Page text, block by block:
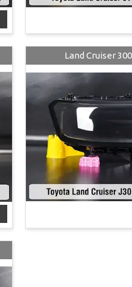
Land Cruiser